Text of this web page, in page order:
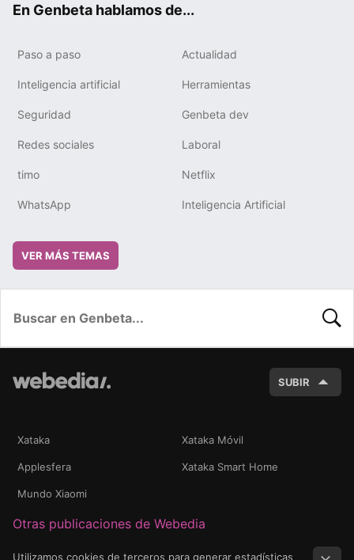
En Genbeta hablamos de...
Paso a paso Actualidad
Inteligencia artificial Herramientas
Seguridad Genbeta dev
Redes sociales Laboral
timo Netflix
WhatsApp Inteligencia Artificial
VER MÁS TEMAS
SUBIR
Xataka Xataka Móvil
Applesfera Xataka Smart Home
Mundo Xiaomi
Otras publicaciones de Webedia
Utilizamos cookies de terceros para generar estadísticas